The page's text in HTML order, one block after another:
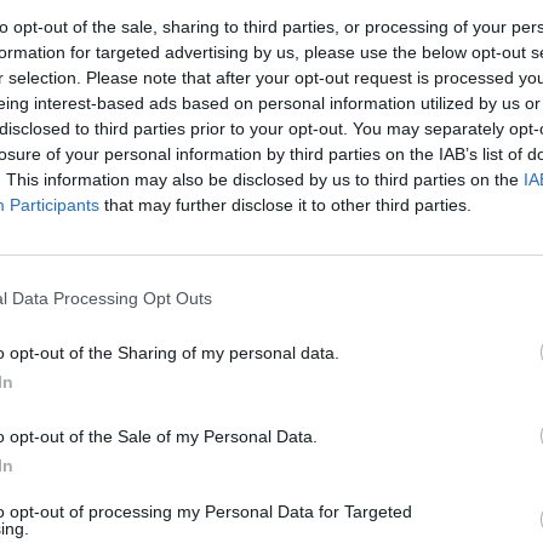
opt-out of the sale, sharing to third parties, or processing of your
for targeted advertising by us, please use the below opt-out
selection. Please note that after your opt-out request is processed
interest-based ads based on personal information utilized by us
to third parties prior to your opt-out. You may separately
of your personal information by third parties on the IAB’s list of
This information may also be disclosed by us to third parties on the
Participants that may further disclose it to other third parties.
Data Processing Opt Outs
opt-out of the Sharing of my personal data.
opt-out of the Sale of my Personal Data.
opt-out of processing my Personal Data for Targeted
vybaven topením a základní klimatizací. Podle
okolo 20 000 USD.
po 2 500 000 USD za vozy s elektrickým pohonem.
od výrobce Li-Ion motorů ze Severní Karolíny berou
vedoucí týmu X-Tracer varuje, že jejich vůz je
produkci.